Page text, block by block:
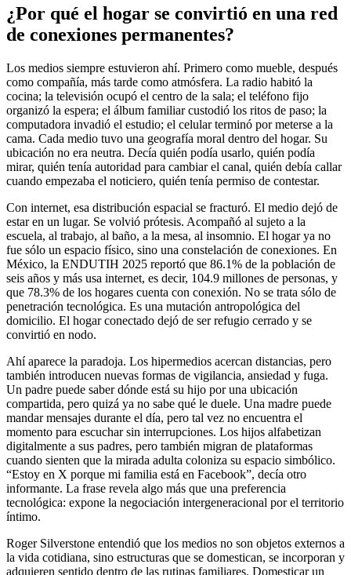
¿Por qué el hogar se convirtió en una red
de conexiones permanentes?
Los medios siempre estuvieron ahí. Primero como mueble, después
como compañía, más tarde como atmósfera. La radio habitó la
cocina; la televisión ocupó el centro de la sala; el teléfono fijo
organizó la espera; el álbum familiar custodió los ritos de paso; la
computadora invadió el estudio; el celular terminó por meterse a la
cama. Cada medio tuvo una geografía moral dentro del hogar. Su
ubicación no era neutra. Decía quién podía usarlo, quién podía
mirar, quién tenía autoridad para cambiar el canal, quién debía callar
cuando empezaba el noticiero, quién tenía permiso de contestar.
Con internet, esa distribución espacial se fracturó. El medio dejó de
estar en un lugar. Se volvió prótesis. Acompañó al sujeto a la
escuela, al trabajo, al baño, a la mesa, al insomnio. El hogar ya no
fue sólo un espacio físico, sino una constelación de conexiones. En
México, la ENDUTIH 2025 reportó que 86.1% de la población de
seis años y más usa internet, es decir, 104.9 millones de personas, y
que 78.3% de los hogares cuenta con conexión. No se trata sólo de
penetración tecnológica. Es una mutación antropológica del
domicilio. El hogar conectado dejó de ser refugio cerrado y se
convirtió en nodo.
Ahí aparece la paradoja. Los hipermedios acercan distancias, pero
también introducen nuevas formas de vigilancia, ansiedad y fuga.
Un padre puede saber dónde está su hijo por una ubicación
compartida, pero quizá ya no sabe qué le duele. Una madre puede
mandar mensajes durante el día, pero tal vez no encuentra el
momento para escuchar sin interrupciones. Los hijos alfabetizan
digitalmente a sus padres, pero también migran de plataformas
cuando sienten que la mirada adulta coloniza su espacio simbólico.
“Estoy en X porque mi familia está en Facebook”, decía otro
informante. La frase revela algo más que una preferencia
tecnológica: expone la negociación intergeneracional por el territorio
íntimo.
Roger Silverstone entendió que los medios no son objetos externos a
la vida cotidiana, sino estructuras que se domestican, se incorporan y
adquieren sentido dentro de las rutinas familiares. Domesticar un